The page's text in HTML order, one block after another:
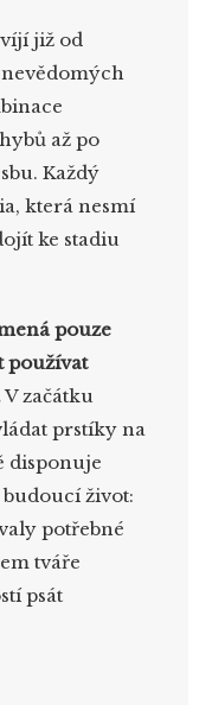
již od
až po
Každý
která nesmí
ke stadiu
pouze
používat
V začátku
prstíky na
disponuje
život:
potřebné
tváře
psát